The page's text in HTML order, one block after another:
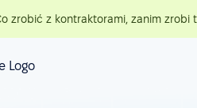
zrobić z kontraktorami, zanim zrobi